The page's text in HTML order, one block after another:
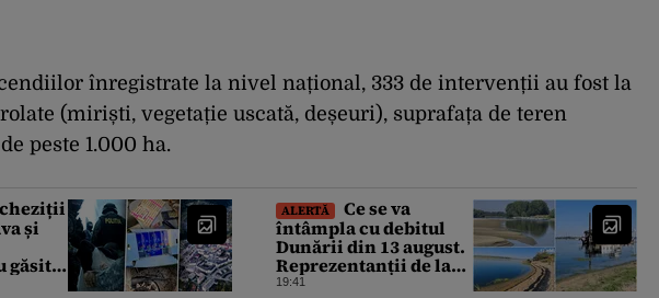
înregistrate la nivel național, 333 de intervenții au fost la
(miriști, vegetație uscată, deșeuri), suprafața de teren
peste 1.000 ha.
și
găsit
ALERTĂ
Ce se va
întâmpla cu debitul
Dunării din 13 august.
Reprezentanții de la
Apele Române explică
19:41